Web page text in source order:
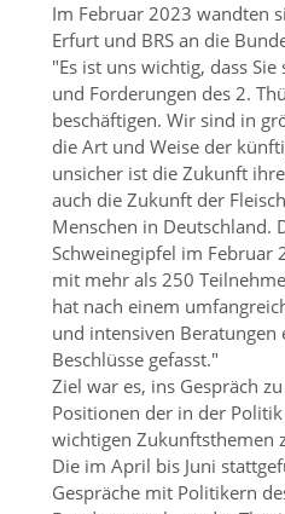
Im Februar 2023 wandten
Erfurt und BRS an die
Es ist uns wichtig, dass
und Forderungen des 2.
beschäftigen. Wir sind in
die Art und Weise der
unsicher ist die Zukunft
auch die Zukunft der
Menschen in Deutschland.
Schweinegipfel im Februar
mit mehr als 250
hat nach einem
und intensiven
Beschlüsse gefasst.
Ziel war es, ins Gespräch
Positionen der in der
wichtigen Zukunftsthemen
Die im April bis Juni
Gespräche mit Politikern